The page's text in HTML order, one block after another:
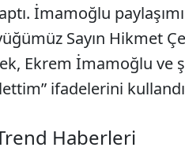
İmamoğlu
Sayın Hikmet
Ekrem İmamoğlu ve
ifadelerini
Haberleri